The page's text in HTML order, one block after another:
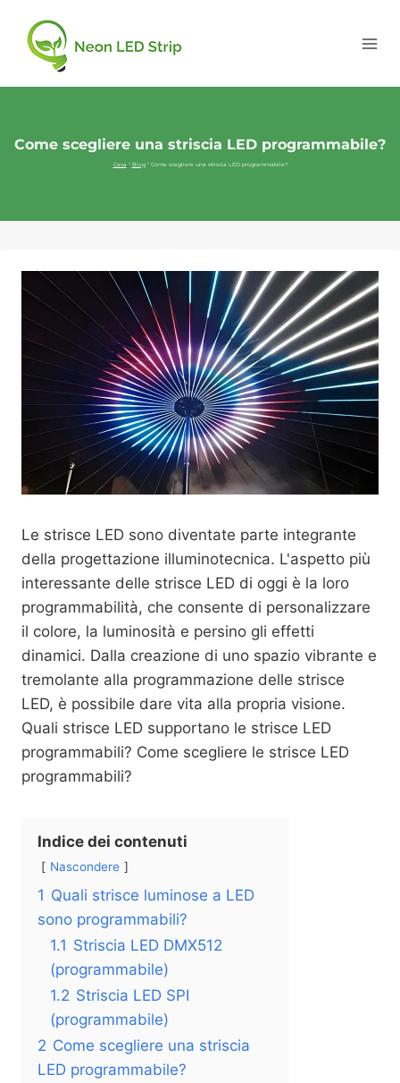
Come scegliere una striscia LED programmabile?
Casa " Blog" Come scegliere una striscia LED programmabile?
Le strisce LED sono diventate parte integrante
della progettazione illuminotecnica. L'aspetto più
interessante delle strisce LED di oggi è la loro
programmabilità, che consente di personalizzare
il colore, la luminosità e persino gli effetti
dinamici. Dalla creazione di uno spazio vibrante e
tremolante alla programmazione delle strisce
LED, è possibile dare vita alla propria visione.
Quali strisce LED supportano le strisce LED
programmabili? Come scegliere le strisce LED
programmabili?
Indice dei contenuti
Nascondere
1 Quali strisce luminose a LED
sono programmabili?
1.1 Striscia LED DMX512
(programmabile)
1.2 Striscia LED SPI
(programmabile)
2 Come scegliere una striscia
LED programmabile?